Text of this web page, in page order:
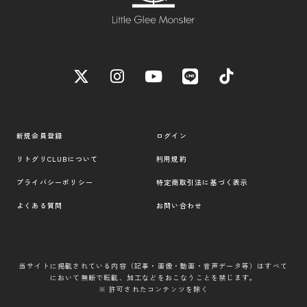
新規会員登録 ログイン
リトグリCLUBについて 利用規約
プライバシーポリシー 特定商取引法に基づく表示
よくある質問 お問い合わせ
当サイトに掲載されている内容（記事・画像・動画・音声データ等）はすべて
において無断で転載、加工などをおこなうことを禁じます。
※ 許可されたコンテンツを除く